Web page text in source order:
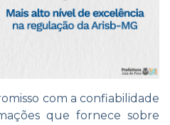
com a confiabilidade
que fornece sobre